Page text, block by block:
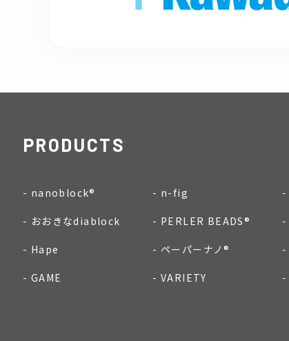
PRODUCTS
nanoblock® n-fig
おおきなdiablock PERLER BEADS®
Hape ペーパーナノ®
GAME VARIETY